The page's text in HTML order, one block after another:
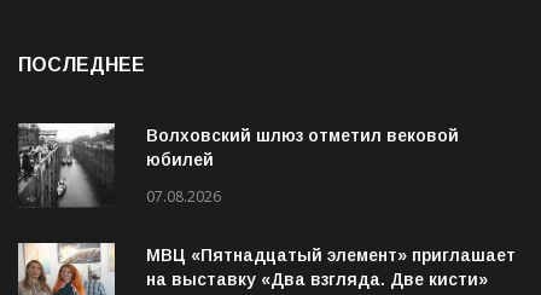
Волховский шлюз отметил вековой
07.08.2026